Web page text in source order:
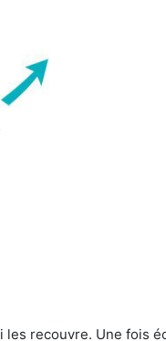
les recouvre. Une fois